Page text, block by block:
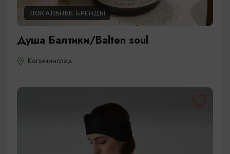
ЛОКАЛЬНЫЕ БРЕНДЫ
Душа Балтики/Balten soul
Калининград